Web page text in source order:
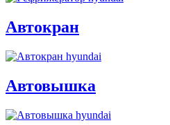
Автокран
Автовышка